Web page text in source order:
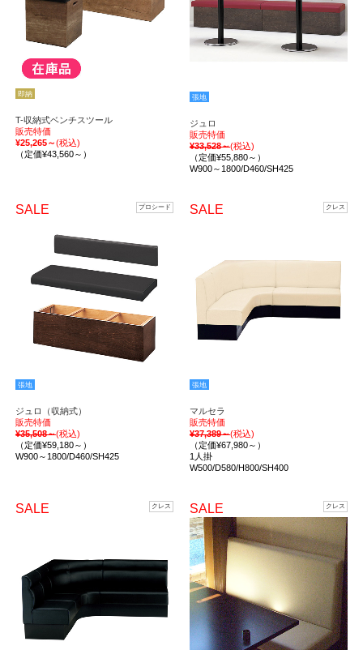
即納
T-収納式ベンチスツール
販売特価
¥25,265～(税込)
（定価¥43,560～）
張地
ジュロ
販売特価
¥33,528～(税込)
（定価¥55,880～）
W900～1800/D460/SH425
SALE プロシード
張地
ジュロ（収納式）
販売特価
¥35,508～(税込)
（定価¥59,180～）
W900～1800/D460/SH425
SALE クレス
張地
マルセラ
販売特価
¥37,389～(税込)
（定価¥67,980～）
1人掛
W500/D580/H800/SH400
SALE クレス SALE クレス